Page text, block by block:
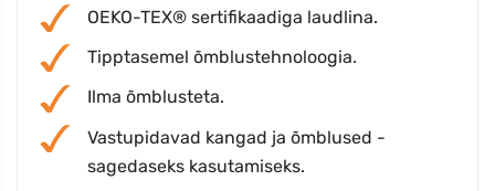
OEKO-TEX® sertifikaadiga laudlina.
Tipptasemel õmblustehnoloogia.
Ilma õmblusteta.
Vastupidavad kangad ja õmblused -
sagedaseks kasutamiseks.